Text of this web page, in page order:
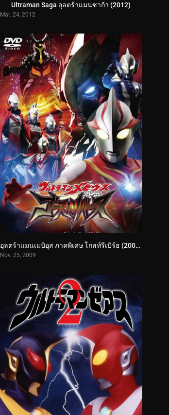
Ultraman Saga อุลตร้าแมนซาก้า (2012)
Mar. 24, 2012
อุลตร้าแมนเมบิอุส ภาคพิเศษ โกสท์รีเบิร์ธ (2009) Ultraman Mebius Gaiden Ghost Rebirth STAGE 1
Nov. 25, 2009